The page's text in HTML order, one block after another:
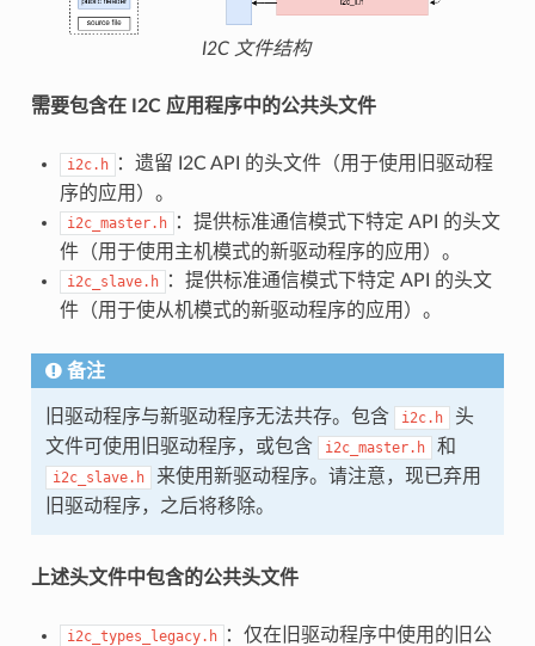
I2C 文件结构
需要包含在 I2C 应用程序中的公共头文件
i2c.h
：遗留 I2C API 的头文件（用于使用旧驱动程
序的应用）。
i2c_master.h
：提供标准通信模式下特定 API 的头文
件（用于使用主机模式的新驱动程序的应用）。
i2c_slave.h
：提供标准通信模式下特定 API 的头文
件（用于使从机模式的新驱动程序的应用）。
备注
旧驱动程序与新驱动程序无法共存。包含 i2c.h
头
文件可使用旧驱动程序，或包含
i2c_master.h 和
i2c_slave.h
来使用新驱动程序。请注意，现已弃用
旧驱动程序，之后将移除。
上述头文件中包含的公共头文件
i2c_types_legacy.h
：仅在旧驱动程序中使用的旧公